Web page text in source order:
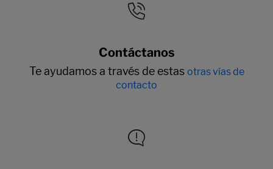
Contáctanos
Te ayudamos a través de estas otras vías de
contacto